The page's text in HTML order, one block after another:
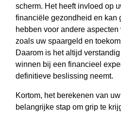
scherm. Het heeft invloed op
financiële gezondheid en kan
hebben voor andere aspecten
zoals uw spaargeld en
Daarom is het altijd
winnen bij een financieel
definitieve beslissing neemt.
Kortom, het berekenen van
belangrijke stap om grip te